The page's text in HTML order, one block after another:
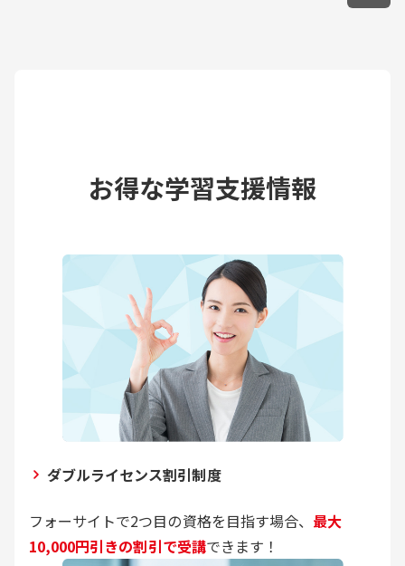
お得な学習支援情報
ダブルライセンス割引制度
フォーサイトで2つ目の資格を目指す場合、 最大
10,000円引きの割引で受講できます！